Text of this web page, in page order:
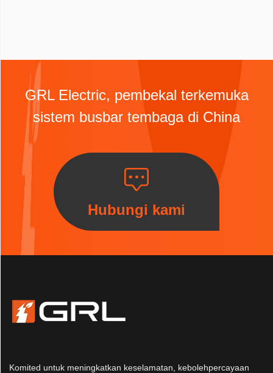
GRL Electric, pembekal terkemuka
sistem busbar tembaga di China
Hubungi kami
Komited untuk meningkatkan keselamatan, kebolehpercayaan